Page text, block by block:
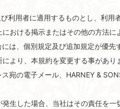
利用者に適用するものとし、利
おける掲示またはその他の方法
は、個別規定及び追加規定が優先
より、本規約を変更する事があ
宛の電子メール、HARNEY &
生した場合、当社はその責任を一